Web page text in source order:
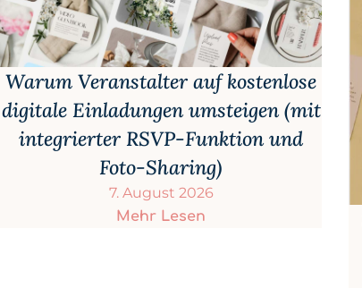
Warum Veranstalter auf kostenlose
digitale Einladungen umsteigen (mit
integrierter RSVP-Funktion und
Foto-Sharing)
7. August 2026
Mehr Lesen